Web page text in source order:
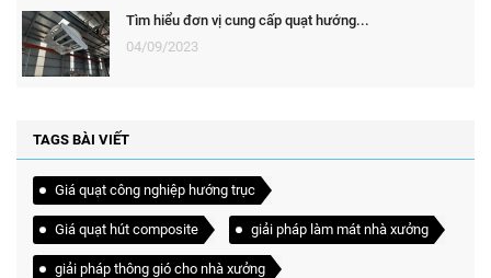
Tìm hiểu đơn vị cung cấp quạt hướng...
04/09/2023
TAGS BÀI VIẾT
Giá quạt công nghiệp hướng trục
Giá quạt hút composite giải pháp làm mát nhà xưởng
giải pháp thông gió cho nhà xưởng